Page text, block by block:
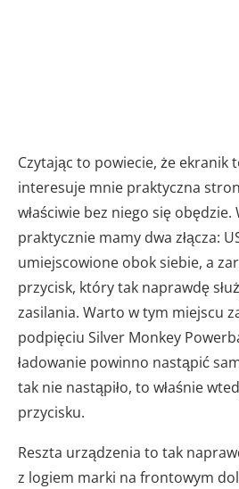
Czytając to powiecie, że ekranik
interesuje mnie praktyczna
właściwie bez niego się
praktycznie mamy dwa złącza:
umiejscowione obok siebie, a
przycisk, który tak naprawdę
zasilania. Warto w tym miejscu
podpięciu Silver Monkey
ładowanie powinno nastąpić
tak nie nastąpiło, to właśnie
przycisku.
Reszta urządzenia to tak
z logiem marki na frontowym